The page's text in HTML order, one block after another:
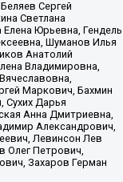
Сергей
Светлана
Юрьевна, Гендель
Шуманов Илья
Анатолий
Владимировна,
Маркович, Бахмин
Сухих Дарья
Анна Дмитриевна,
Александрович,
Левинсон Лев
Олег Петрович,
Захаров Герман